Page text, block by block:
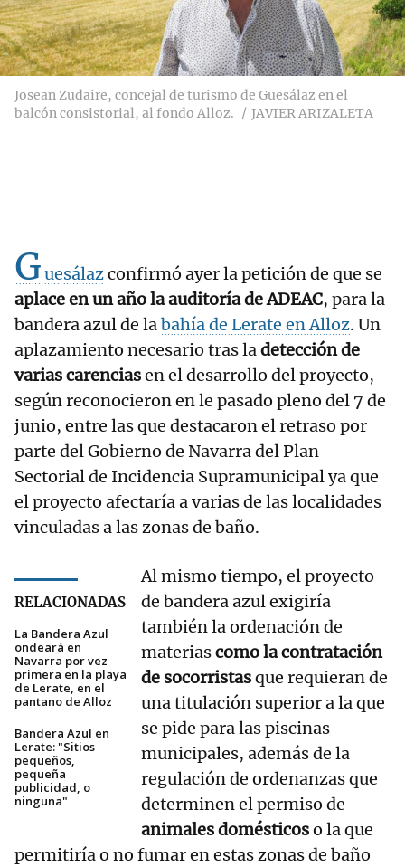
Josean Zudaire, concejal de turismo de Guesálaz en el
balcón consistorial, al fondo Alloz.
JAVIER ARIZALETA
Guesálazconfirmó ayer la petición de que se
aplace en un año la auditoría de ADEAC, para la
bandera azul de labahía de Lerate en Alloz. Un
aplazamiento necesario tras ladetección de
varias carenciasen el desarrollo del proyecto,
según reconocieron en le pasado pleno del 7 de
junio, entre las que destacaron el retraso por
parte del Gobierno de Navarra del Plan
Sectorial de Incidencia Supramunicipal ya que
el proyecto afectaría a varias de las localidades
vinculadas a las zonas de baño.
RELACIONADAS
La Bandera Azul
ondeará en
Navarra por vez
primera en la playa
de Lerate, en el
pantano de Alloz
Bandera Azul en
Lerate: "Sitios
pequeños,
pequeña
publicidad, o
ninguna"
Al mismo tiempo, el proyecto
de bandera azul exigiría
también la ordenación de
materiascomo la contratación
de socorristasque requieran de
una titulación superior a la que
se pide para las piscinas
municipales, además de la
regulación de ordenanzas que
determinen el permiso de
animales domésticoso la que
permitiría o no fumar en estas zonas de baño